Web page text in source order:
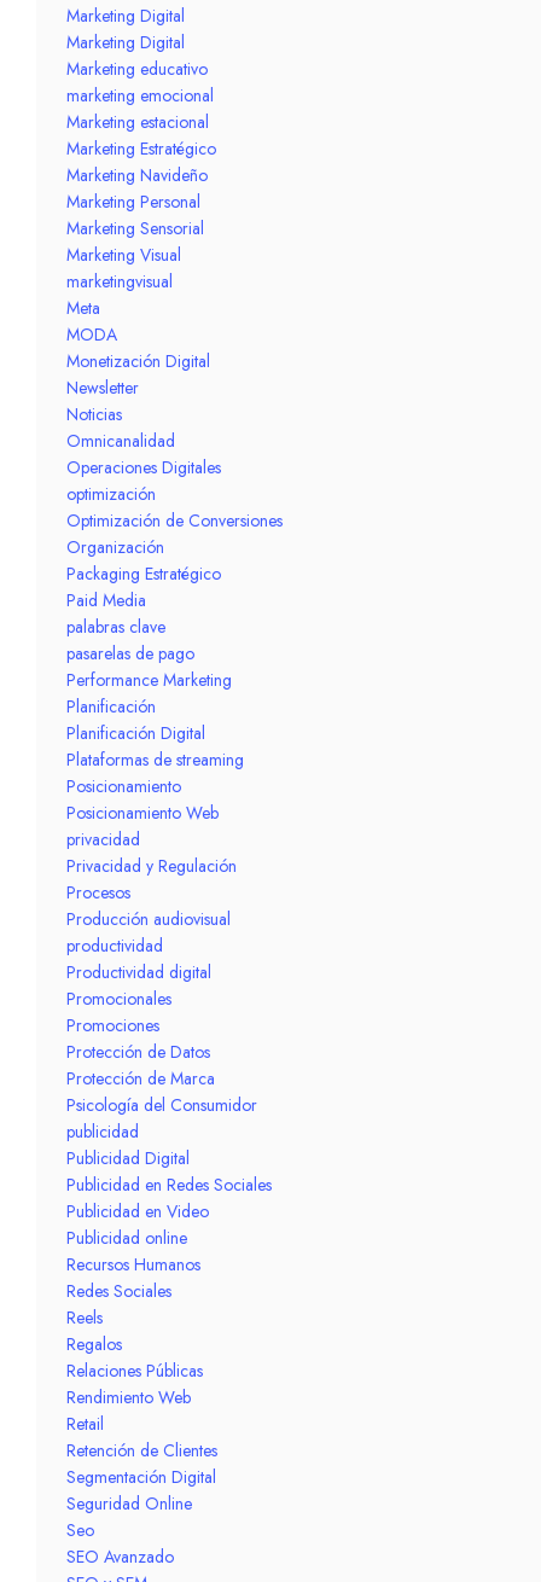
Marketing Digital
Marketing Digital
Marketing educativo
marketing emocional
Marketing estacional
Marketing Estratégico
Marketing Navideño
Marketing Personal
Marketing Sensorial
Marketing Visual
marketingvisual
Meta
MODA
Monetización Digital
Newsletter
Noticias
Omnicanalidad
Operaciones Digitales
optimización
Optimización de Conversiones
Organización
Packaging Estratégico
Paid Media
palabras clave
pasarelas de pago
Performance Marketing
Planificación
Planificación Digital
Plataformas de streaming
Posicionamiento
Posicionamiento Web
privacidad
Privacidad y Regulación
Procesos
Producción audiovisual
productividad
Productividad digital
Promocionales
Promociones
Protección de Datos
Protección de Marca
Psicología del Consumidor
publicidad
Publicidad Digital
Publicidad en Redes Sociales
Publicidad en Video
Publicidad online
Recursos Humanos
Redes Sociales
Reels
Regalos
Relaciones Públicas
Rendimiento Web
Retail
Retención de Clientes
Segmentación Digital
Seguridad Online
Seo
SEO Avanzado